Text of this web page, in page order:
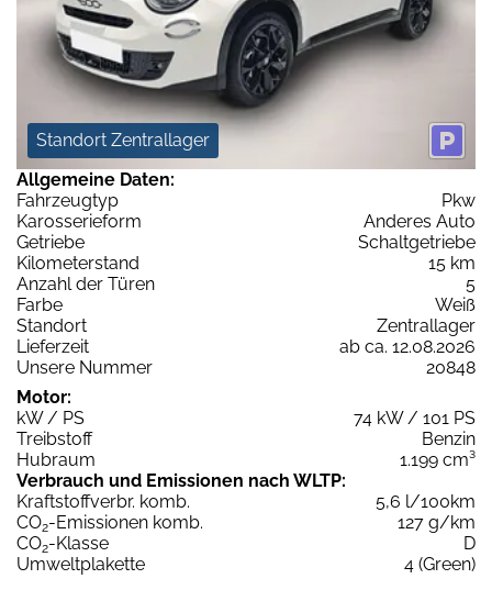
Standort Zentrallager
Allgemeine Daten:
Fahrzeugtyp
Pkw
Karosserieform
Anderes Auto
Getriebe
Schaltgetriebe
Kilometerstand
15 km
Anzahl der Türen
5
Farbe
Weiß
Standort
Zentrallager
Lieferzeit
ab ca. 12.08.2026
Unsere Nummer
20848
Motor:
kW / PS
74 kW / 101 PS
Treibstoff
Benzin
Hubraum
1.199 cm³
Verbrauch und Emissionen nach WLTP:
Kraftstoffverbr. komb.
5,6 l/100km
CO2-Emissionen komb.
127 g/km
CO2-Klasse
D
Umweltplakette
4 (Green)